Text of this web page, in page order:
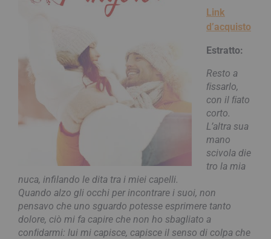
Link
d’acquisto
Estratto:
Resto a
ﬁssarlo,
con il ﬁato
corto.
L’altra sua
mano
scivola die​
tro la mia
nuca, in​fi​lan​do le dita tra i miei capel​li.
Quando alzo gli occhi per incontrare i suoi, non
pensavo che uno sguardo potesse esprimere tanto
dolore, ciò mi fa capire che non ho sbagliato a
conﬁdarmi: lui mi capisce, capisce il senso di colpa che